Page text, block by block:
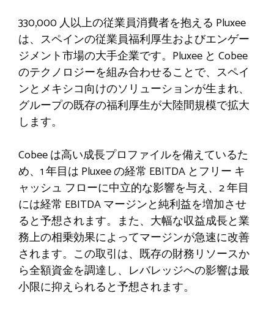
330,000 人以上の従業員消費者を抱える Pluxee
は、スペインの従業員福利厚生およびエンゲー
ジメント市場の大手企業です。Pluxee と Cobee
のテクノロジーを組み合わせることで、スペイ
ンとメキシコ向けのソリューションが生まれ、
グループの既存の福利厚生が大陸間規模で拡大
します。
Cobee は高い成長プロファイルを備えているた
め、1 年目は Pluxee の経常 EBITDA とフリー キ
ャッシュ フローに中立的な影響を与え、2 年目
には経常 EBITDA マージンと純利益を増加させ
ると予想されます。また、大幅な収益成長と業
務上の相乗効果によってマージンが急速に改善
されます。この取引は、既存の財務リソースか
ら全額資金を調達し、レバレッジへの影響は最
小限に抑えられると予想されます。